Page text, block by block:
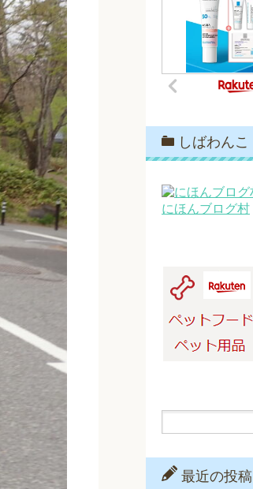
しばわんこ
にほんブログ村
最近の投稿